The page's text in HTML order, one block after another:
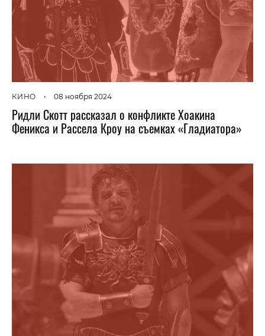
КИНО • 08 ноября 2024
Ридли Скотт рассказал о конфликте Хоакина
Феникса и Рассела Кроу на съемках «Гладиатора»